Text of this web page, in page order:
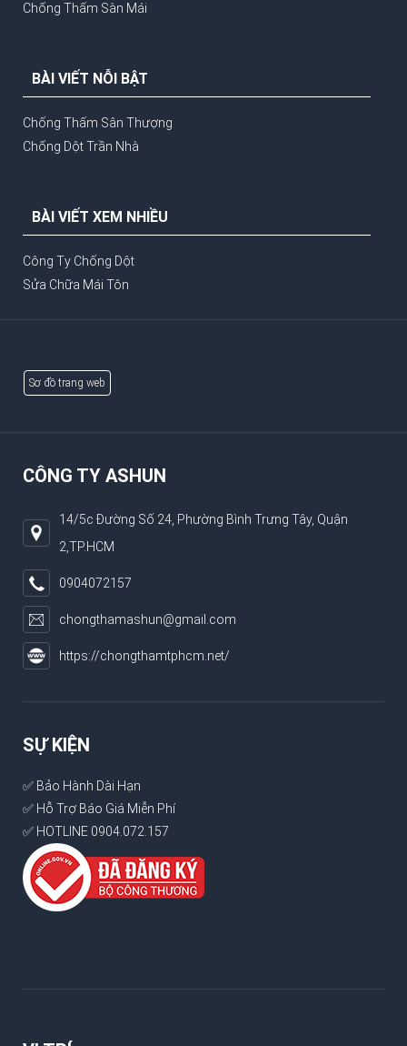
Chống Thấm Sàn Mái
BÀI VIẾT NỖI BẬT
Chống Thấm Sân Thượng
Chống Dột Trần Nhà
BÀI VIẾT XEM NHIỀU
Công Ty Chống Dột
Sửa Chữa Mái Tôn
Sơ đồ trang web
CÔNG TY ASHUN
14/5c Đường Số 24, Phường Bình Trưng Tây, Quận
2,TP.HCM
0904072157
chongthamashun@gmail.com
https://chongthamtphcm.net/
SỰ KIỆN
✅ Bảo Hành Dài Hạn
✅ Hỗ Trợ Báo Giá Miễn Phí
✅ HOTLINE 0904.072.157